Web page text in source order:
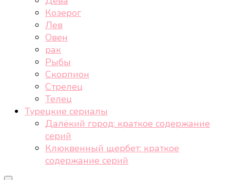
Козерог
Лев
Овен
рак
Рыбы
Скорпион
Стрелец
Телец
Турецкие сериалы
Далёкий город: краткое содержание
серий
Клюквенный щербет: краткое
содержание серий